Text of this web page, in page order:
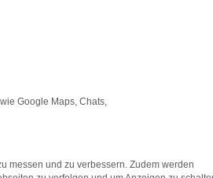
in einem anderen Browser oder
Google Maps, Chats,
messen und zu verbessern. Zudem werden